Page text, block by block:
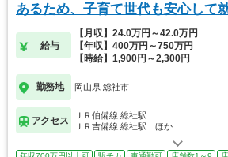
あるため、子育て世代も安心して
給与
【月収】24.0万円～42.0万円
【年収】400万円～750万円
【時給】1,900円～2,300円
勤務地 岡山県 総社市
アクセス
ＪＲ伯備線 総社駅
ＪＲ吉備線 総社駅…ほか